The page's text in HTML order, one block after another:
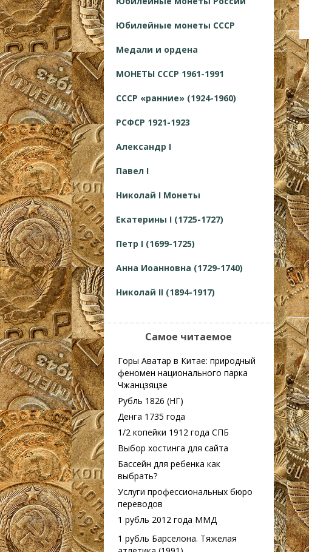
Юбилейные монеты СССР
Медали и ордена
МОНЕТЫ СССР 1961-1991
СССР «ранние» (1924-1960)
РСФСР 1921-1923
Александр I
Павел I
Николай I Монеты
Екатерины I (1725-1727)
Петр I (1699-1725)
Анна Иоанновна (1729-1740)
Николай II (1894-1917)
Самое читаемое
Горы Аватар в Китае: природный
феномен национального парка
Чжанцзяцзе
Рубль 1826 (НГ)
Денга 1735 года
1/2 копейки 1912 года СПБ
Выбор хостинга для сайта
Бассейн для ребенка как
выбрать?
Услуги профессиональных бюро
переводов
1 рубль 2012 года ММД
1 рубль Барселона. Тяжелая